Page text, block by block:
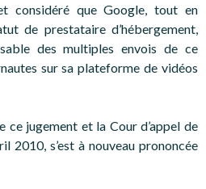
considéré que Google, tout en
de prestataire d’hébergement,
des multiples envois de ce
sur sa plateforme de vidéos
ce jugement et la Cour d’appel de
2010, s’est à nouveau prononcée